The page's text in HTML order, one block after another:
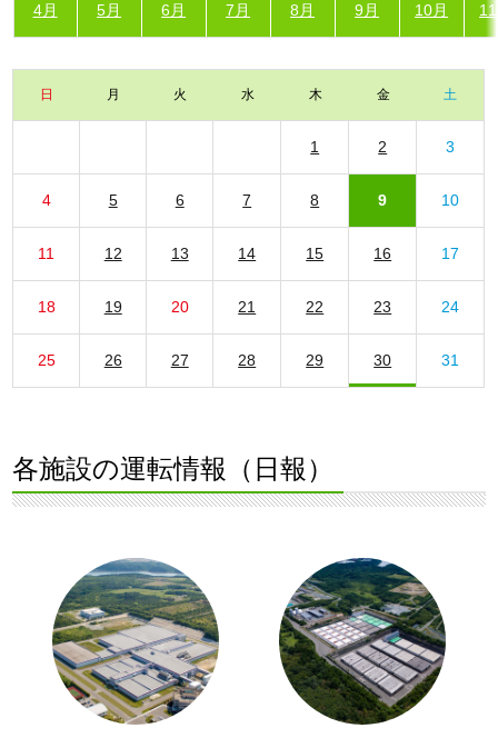
4月 5月 6月 7月 8月 9月 10月
日 月 火 水 木 金 土
1 2 3
4 5 6 7 8 9 10
11 12 13 14 15 16 17
18 19 20 21 22 23 24
25 26 27 28 29 30 31
各施設の運転情報（日報）